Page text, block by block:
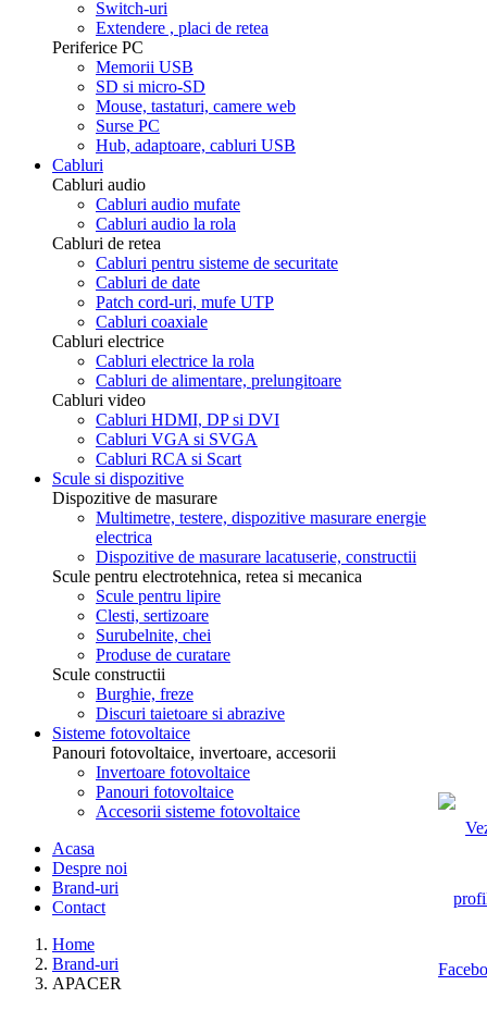
Switch-uri
Extendere , placi de retea
Periferice PC
Memorii USB
SD si micro-SD
Mouse, tastaturi, camere web
Surse PC
Hub, adaptoare, cabluri USB
Cabluri
Cabluri audio
Cabluri audio mufate
Cabluri audio la rola
Cabluri de retea
Cabluri pentru sisteme de securitate
Cabluri de date
Patch cord-uri, mufe UTP
Cabluri coaxiale
Cabluri electrice
Cabluri electrice la rola
Cabluri de alimentare, prelungitoare
Cabluri video
Cabluri HDMI, DP si DVI
Cabluri VGA si SVGA
Cabluri RCA si Scart
Scule si dispozitive
Dispozitive de masurare
Multimetre, testere, dispozitive masurare energie
electrica
Dispozitive de masurare lacatuserie, constructii
Scule pentru electrotehnica, retea si mecanica
Scule pentru lipire
Clesti, sertizoare
Surubelnite, chei
Produse de curatare
Scule constructii
Burghie, freze
Discuri taietoare si abrazive
Sisteme fotovoltaice
Panouri fotovoltaice, invertoare, accesorii
Invertoare fotovoltaice
Panouri fotovoltaice
Accesorii sisteme fotovoltaice
Acasa
Despre noi
Brand-uri
Contact
Home
Brand-uri
APACER